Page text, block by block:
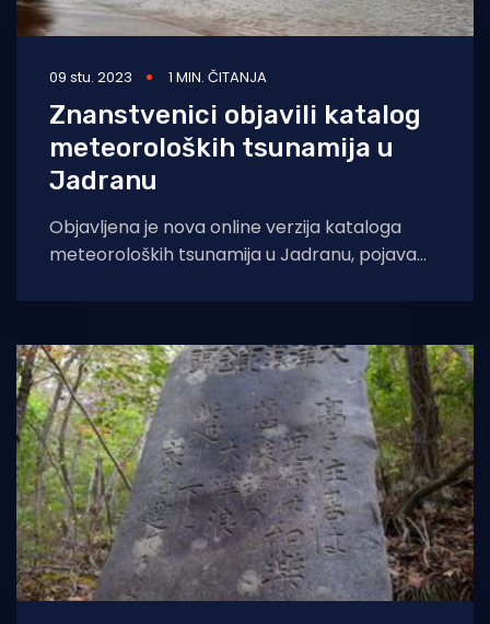
09 stu. 2023 1 MIN. ČITANJA
Znanstvenici objavili katalog
meteoroloških tsunamija u
Jadranu
Objavljena je nova online verzija kataloga
meteoroloških tsunamija u Jadranu, pojava
na obali.